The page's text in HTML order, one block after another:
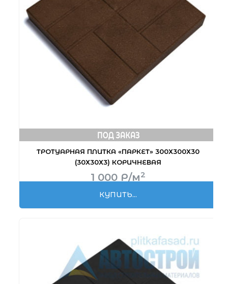
ТРОТУАРНАЯ ПЛИТКА «ПАРКЕТ» 300Х300Х30
(30Х30Х3) КОРИЧНЕВАЯ
1 000 Р/м2
КУПИТЬ...